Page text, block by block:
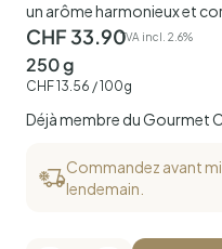
un arôme harmonieux et
CHF33.90TVA incl. 2.6%
250 g
CHF13.56 / 100g
Déjà membre du Gourmet
Commandez avant
lendemain.